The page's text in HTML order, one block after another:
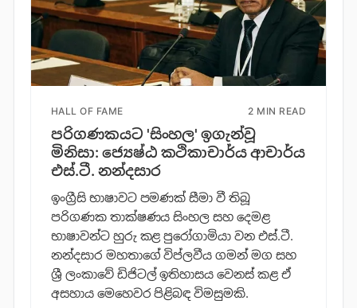
HALL OF FAME 2 MIN READ
පරිගණකයට 'සිංහල' ඉගැන්වූ
මිනිසා: ජ්‍යෙෂ්ඨ කථිකාචාර්ය ආචාර්ය
එස්.ටී. නන්දසාර
ඉංග්‍රීසි භාෂාවට පමණක් සීමා වී තිබූ
පරිගණක තාක්ෂණය සිංහල සහ දෙමළ
භාෂාවන්ට හුරු කළ පුරෝගාමියා වන එස්.ටී.
නන්දසාර මහතාගේ විප්ලවීය ගමන් මග සහ
ශ්‍රී ලංකාවේ ඩිජිටල් ඉතිහාසය වෙනස් කළ ඒ
අසහාය මෙහෙවර පිළිබඳ විමසුමකි.